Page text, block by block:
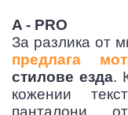
A - PRO
За разлика от
предлага
стилове езда.
кожении